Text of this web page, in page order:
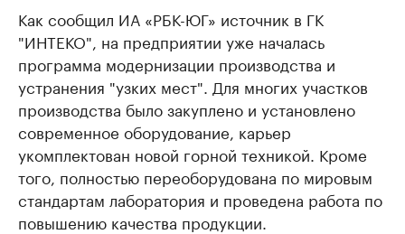
Как сообщил ИА «РБК-ЮГ» источник в ГК
"ИНТЕКО", на предприятии уже началась
программа модернизации производства и
устранения "узких мест". Для многих участков
производства было закуплено и установлено
современное оборудование, карьер
укомплектован новой горной техникой. Кроме
того, полностью переоборудована по мировым
стандартам лаборатория и проведена работа по
повышению качества продукции.